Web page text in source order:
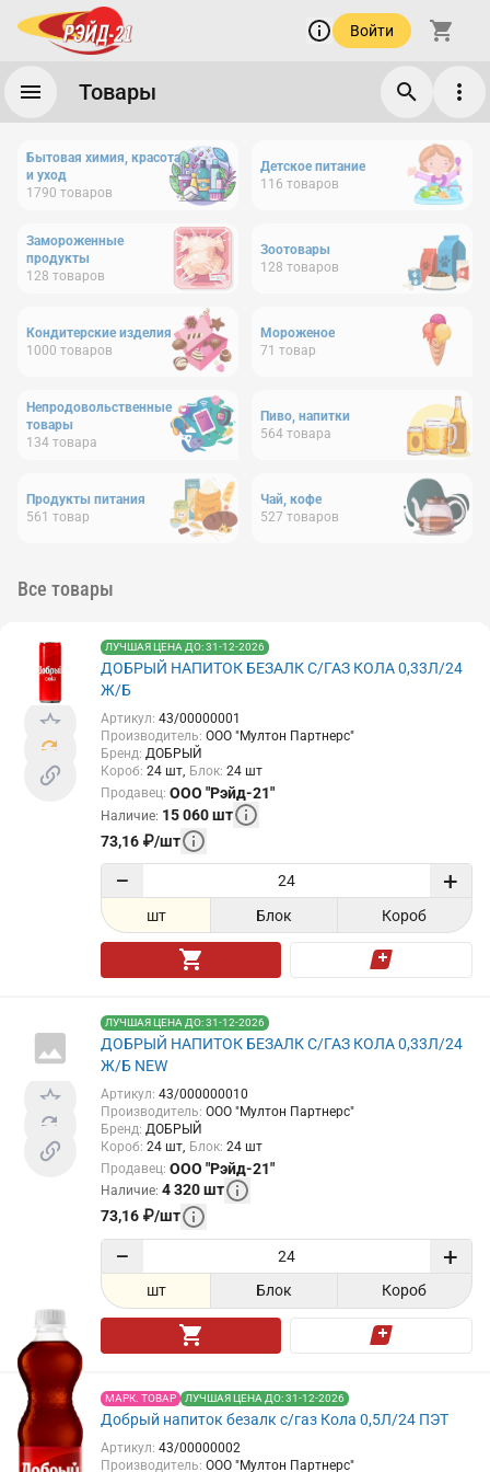
Войти
Товары
Бытовая химия, красота
и уход
1790 товаров
Детское питание
116 товаров
Замороженные
продукты
128 товаров
Зоотовары
128 товаров
Кондитерские изделия
1000 товаров
Мороженое
71 товар
Непродовольственные
товары
134 товара
Пиво, напитки
564 товара
Продукты питания
561 товар
Чай, кофе
527 товаров
Все товары
ЛУЧШАЯ ЦЕНА ДО: 31-12-2026
ДОБРЫЙ НАПИТОК БЕЗАЛК С/ГАЗ КОЛА 0,33Л/24
Ж/Б
Артикул: 43/00000001
Производитель: ООО "Мултон Партнерс"
Бренд: ДОБРЫЙ
Короб: 24 шт Блок: 24 шт
Продавец: ООО "Рэйд-21"
Наличие: 15 060шт
73,16 ₽/шт
− +
шт Блок Короб
ЛУЧШАЯ ЦЕНА ДО: 31-12-2026
ДОБРЫЙ НАПИТОК БЕЗАЛК С/ГАЗ КОЛА 0,33Л/24
Ж/Б NEW
Артикул: 43/000000010
Производитель: ООО "Мултон Партнерс"
Бренд: ДОБРЫЙ
Короб: 24 шт Блок: 24 шт
Продавец: ООО "Рэйд-21"
Наличие: 4 320шт
73,16 ₽/шт
− +
шт Блок Короб
МАРК. ТОВАР ЛУЧШАЯ ЦЕНА ДО: 31-12-2026
Добрый напиток безалк с/газ Кола 0,5Л/24 ПЭТ
Артикул: 43/00000002
Производитель: ООО "Мултон Партнерс"